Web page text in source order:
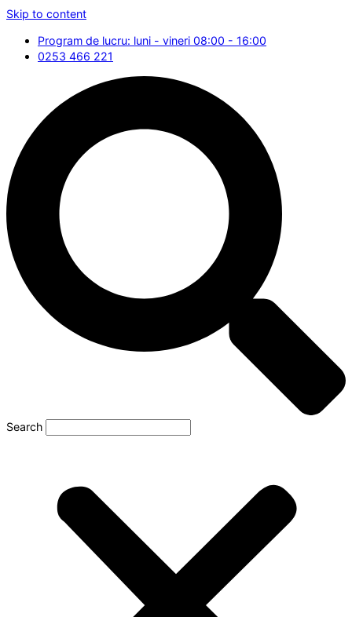
Skip to content
Program de lucru: luni - vineri 08:00 - 16:00
0253 466 221
Search